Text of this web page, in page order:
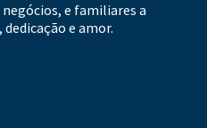
e familiares a
e amor.